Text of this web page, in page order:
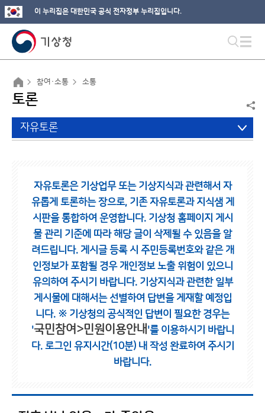
이 누리집은 대한민국 공식 전자정부 누리집입니다.
참여·소통 소통
토론
자유토론
자유토론은 기상업무 또는 기상지식과 관련해서 자
유롭게 토론하는 장으로, 기존 자유토론과 지식샘 게
시판을 통합하여 운영합니다. 기상청 홈페이지 게시
물 관리 기준에 따라 해당 글이 삭제될 수 있음을 알
려드립니다. 게시글 등록 시 주민등록번호와 같은 개
인정보가 포함될 경우 개인정보 노출 위험이 있으니
유의하여 주시기 바랍니다. 기상지식과 관련한 일부
게시물에 대해서는 선별하여 답변을 게재할 예정입
니다. ※ 기상청의 공식적인 답변이 필요한 경우는
'국민참여>민원이용안내 '를 이용하시기 바랍니
다. 로그인 유지시간(10분) 내 작성 완료하여 주시기
바랍니다.